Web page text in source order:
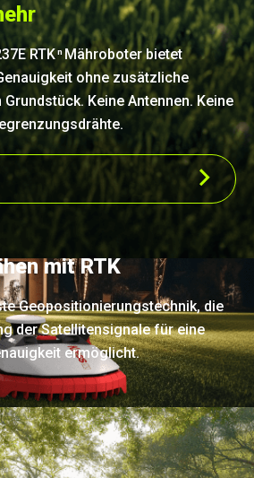
RTK nMähroboter bietet
ohne zusätzliche
Keine Antennen. Keine
mit RTK
Geopositionierungstechnik, die
der Satellitensignale für eine
ermöglicht.